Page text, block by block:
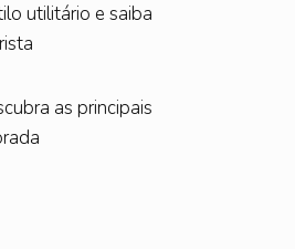
utilitário e saiba
as principais